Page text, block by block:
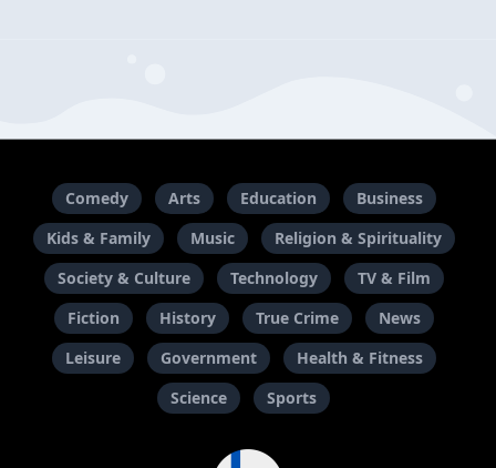
Comedy Arts Education
Business
Kids & Family
Music
Religion & Spirituality
Society & Culture
Technology
TV & Film
Fiction
History True Crime
News
Leisure
Government
Health & Fitness
Science
Sports